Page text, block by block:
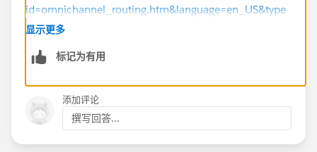
id=omnichannel_routing.htm&language=en_US&type
=0)
Records assigned through Omni-Channel don't trigger
https://help.salesforce.com/articleView?
id=000228601&language=en_US&type=1)
Omni-Channel for Administrators
显示更多
标记为有用
添加评论
撰写回答...